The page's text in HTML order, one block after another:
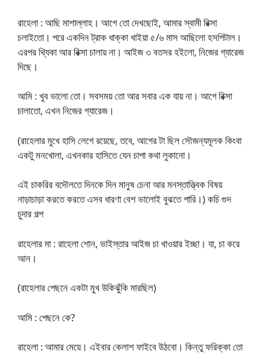
রাহেলা : আছি মাশাল্লাহ। আগে তো দেখছোই, আমার স্বামী রিক্সা
চলাইতো। পরে একদিন ট্রাক ধাক্কা খাইয়া ৫/৬ মাস আছিলো হসপিটাল।
এরপর থ্যিকা আর রিক্সা চালায় না। আইজ ৩ বতসর হইলো, নিজের গ্যারেজ
দিছে।
আমি : খুব ভালো তো। সবসময় তো আর সবার এক যায় না। আগে রিক্সা
চালাতো, এখন নিজের গ্যারেজ।
(রাহেলার মুখে হাসি লেগে রয়েছে, তবে, আগের টা ছিল সৌজন্যমূলক কিংবা
একটু মনখোলা, এখনকার হাসিতে যেন চাপা কথা লুকানো।
এই চাকরির বদৌলতে দিনকে দিন মানুষ চেনা আর মনস্তাত্ত্বিক বিষয়
নাড়াচাড়া করতে করতে এসব ধারণা বেশ ভালোই বুঝতে পারি।) কচি গুদ
চুদার গল্প
রাহেলার মা : রাহেলা শোন, ভাইস্তার আইজ চা খাওয়ার ইচ্ছা। যা, চা করে
আন।
(রাহেলার পেছনে একটা মুখ উকিঝুঁকি মারছিল)
আমি : পেছনে কে?
রাহেলা : আমার মেয়ে। এইবার কেলাশ ফাইবে উঠবো। কিন্তু ফরিক্কা তো